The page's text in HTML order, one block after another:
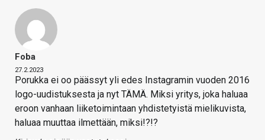
Foba
27.2.2023
Porukka ei oo päässyt yli edes Instagramin vuoden 2016
logo-uudistuksesta ja nyt TÄMÄ. Miksi yritys, joka haluaa
eroon vanhaan liiketoimintaan yhdistetyistä mielikuvista,
haluaa muuttaa ilmettään, miksi!?!?